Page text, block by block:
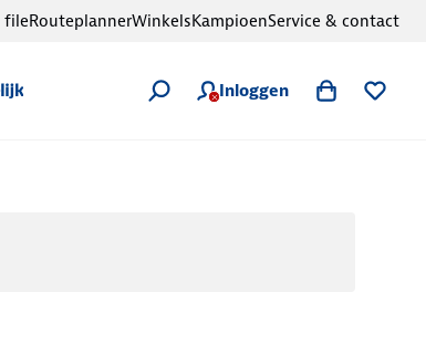
Inloggen
fileRouteplannerWinkelsKampioenService & contact